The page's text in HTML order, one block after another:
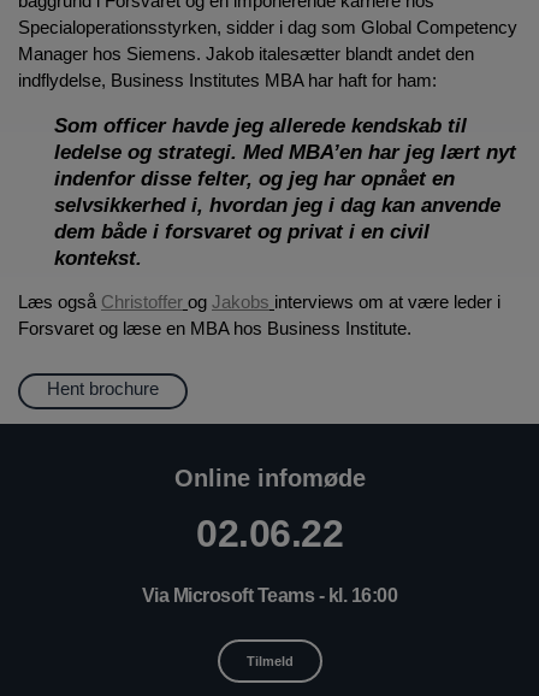
Specialoperationsstyrken, sidder i dag som Global Competency
Manager hos Siemens. Jakob italesætter blandt andet den
indflydelse, Business Institutes MBA har haft for ham:
Som officer havde jeg allerede kendskab til
ledelse og strategi. Med MBA’en har jeg lært nyt
indenfor disse felter, og jeg har opnået en
selvsikkerhed i, hvordan jeg i dag kan anvende
dem både i forsvaret og privat i en civil
kontekst.
Læs også Christoffer og Jakobs interviews om at være leder i
Forsvaret og læse en MBA hos Business Institute.
Hent brochure
Online infomøde
02.06.22
Via Microsoft Teams - kl. 16:00
Tilmeld